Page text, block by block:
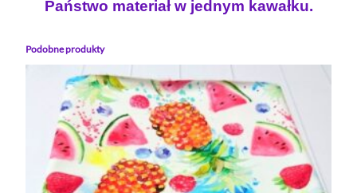
Państwo materiał w jednym kawałku.
Podobne produkty